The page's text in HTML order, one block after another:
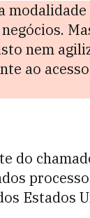
nem
ao
do
Estados